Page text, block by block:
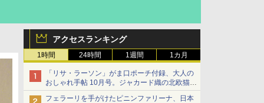
アクセスランキング
1時間 24時間 1週間 1カ月
「リサ・ラーソン」がま口ポーチ付録、大人の
おしゃれ手帖 10月号。ジャカード織の北欧猫デ
ザイン
フェラーリを手がけたピニンファリーナ、日本